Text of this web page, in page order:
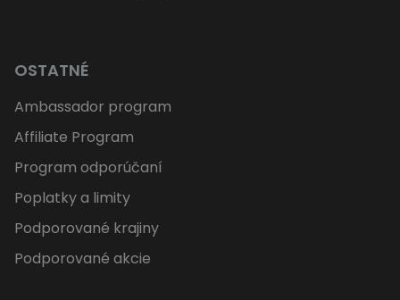
OSTATNÉ
Ambassador program
Affiliate Program
Program odporúčaní
Poplatky a limity
Podporované krajiny
Podporované akcie